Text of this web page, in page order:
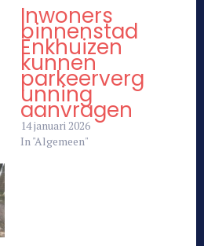
Inwoners
binnenstad
Enkhuizen
kunnen
parkeerverg
unning
aanvragen
14 januari 2026
In "Algemeen"